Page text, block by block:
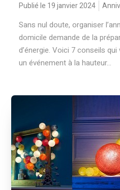
Publié le 19 janvier 2024
Sans nul doute, organiser
domicile demande de la
d’énergie. Voici 7 conseils
un événement à la hauteur...